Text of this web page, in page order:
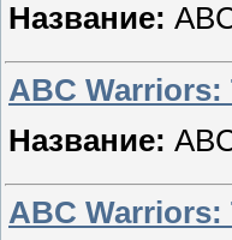
Название:
ABC Warriors:
Название:
ABC Warriors: